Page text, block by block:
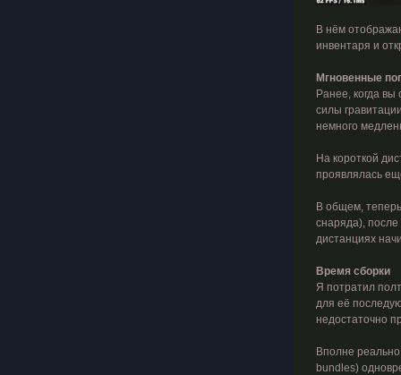
В нём
инвентаря и
Мгновенные
Ранее, когда
силы
немного
На короткой
проявлялась
В общем,
снаряда), после
дистанциях
Время сборки
Я потратил
для её
недостаточно
Вполне
bundles)